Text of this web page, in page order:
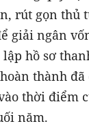
rút gọn thủ
giải ngân
hồ sơ
thành đã
thời điểm
năm.